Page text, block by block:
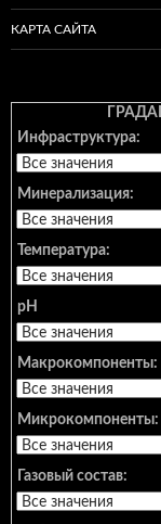
КАРТА САЙТА
Инфраструктура:
Минерализация:
Температура:
pH
Макрокомпоненты:
Микрокомпоненты:
Газовый состав: